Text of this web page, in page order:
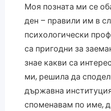
Моя позната ми се
ден – правили им в
психологически
са пригодни за
знае какви са
ми, решила да
държавна
споменавам по име,